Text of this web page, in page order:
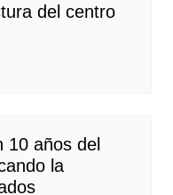
del centro
10 años del
la